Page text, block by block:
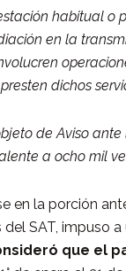
habitual o
en la
dichos
de Aviso
a ocho mil
en la porción
del SAT, impuso
que el